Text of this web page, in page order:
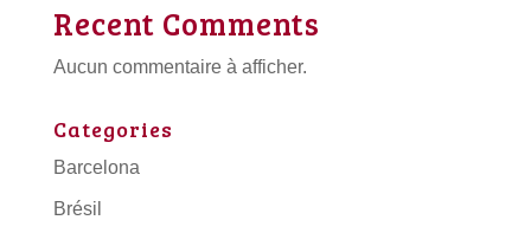
Recent Comments
Aucun commentaire à afficher.
Categories
Barcelona
Brésil